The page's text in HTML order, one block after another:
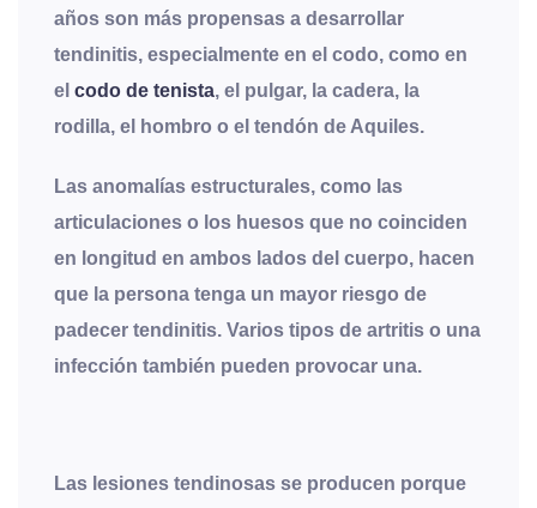
años son más propensas a desarrollar
tendinitis, especialmente en el codo, como en
el codo de tenista, el pulgar, la cadera, la
rodilla, el hombro o el tendón de Aquiles.
Las anomalías estructurales, como las
articulaciones o los huesos que no coinciden
en longitud en ambos lados del cuerpo, hacen
que la persona tenga un mayor riesgo de
padecer tendinitis. Varios tipos de artritis o una
infección también pueden provocar una.
Las lesiones tendinosas se producen porque